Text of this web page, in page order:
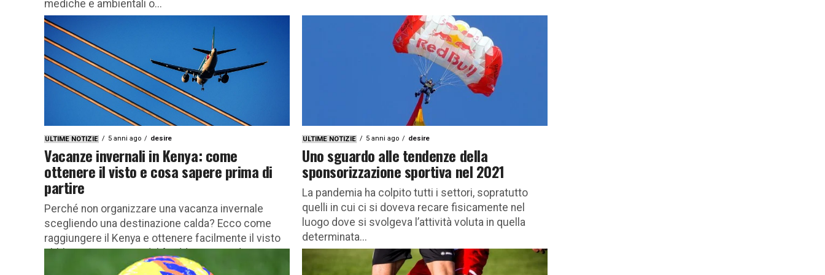
mediche e ambientali o...
ULTIME NOTIZIE 5 anni ago desire
Vacanze invernali in Kenya: come
ottenere il visto e cosa sapere prima di
partire
Perché non organizzare una vacanza invernale
scegliendo una destinazione calda? Ecco come
raggiungere il Kenya e ottenere facilmente il visto
obbligatorio. Fuggire dal freddo e concedersi...
ULTIME NOTIZIE 5 anni ago desire
Uno sguardo alle tendenze della
sponsorizzazione sportiva nel 2021
La pandemia ha colpito tutti i settori, sopratutto
quelli in cui ci si doveva recare fisicamente nel
luogo dove si svolgeva l’attività voluta in quella
determinata...